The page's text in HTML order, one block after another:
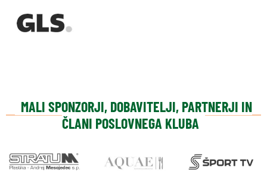
MALI SPONZORJI, DOBAVITELJI, PARTNERJI IN
ČLANI POSLOVNEGA KLUBA